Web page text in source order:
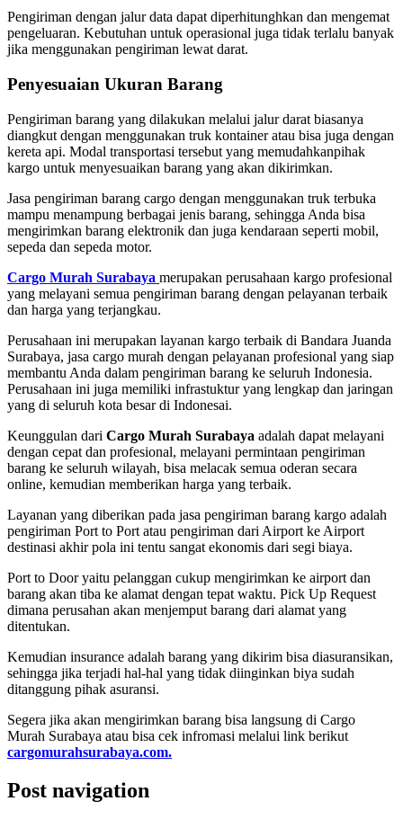
Pengiriman dengan jalur data dapat diperhitunghkan dan mengemat
pengeluaran. Kebutuhan untuk operasional juga tidak terlalu banyak
jika menggunakan pengiriman lewat darat.
Penyesuaian Ukuran Barang
Pengiriman barang yang dilakukan melalui jalur darat biasanya
diangkut dengan menggunakan truk kontainer atau bisa juga dengan
kereta api. Modal transportasi tersebut yang memudahkanpihak
kargo untuk menyesuaikan barang yang akan dikirimkan.
Jasa pengiriman barang cargo dengan menggunakan truk terbuka
mampu menampung berbagai jenis barang, sehingga Anda bisa
mengirimkan barang elektronik dan juga kendaraan seperti mobil,
sepeda dan sepeda motor.
Cargo Murah Surabaya merupakan perusahaan kargo profesional
yang melayani semua pengiriman barang dengan pelayanan terbaik
dan harga yang terjangkau.
Perusahaan ini merupakan layanan kargo terbaik di Bandara Juanda
Surabaya, jasa cargo murah dengan pelayanan profesional yang siap
membantu Anda dalam pengiriman barang ke seluruh Indonesia.
Perusahaan ini juga memiliki infrastuktur yang lengkap dan jaringan
yang di seluruh kota besar di Indonesai.
Keunggulan dari Cargo Murah Surabaya adalah dapat melayani
dengan cepat dan profesional, melayani permintaan pengiriman
barang ke seluruh wilayah, bisa melacak semua oderan secara
online, kemudian memberikan harga yang terbaik.
Layanan yang diberikan pada jasa pengiriman barang kargo adalah
pengiriman Port to Port atau pengiriman dari Airport ke Airport
destinasi akhir pola ini tentu sangat ekonomis dari segi biaya.
Port to Door yaitu pelanggan cukup mengirimkan ke airport dan
barang akan tiba ke alamat dengan tepat waktu. Pick Up Request
dimana perusahan akan menjemput barang dari alamat yang
ditentukan.
Kemudian insurance adalah barang yang dikirim bisa diasuransikan,
sehingga jika terjadi hal-hal yang tidak diinginkan biya sudah
ditanggung pihak asuransi.
Segera jika akan mengirimkan barang bisa langsung di Cargo
Murah Surabaya atau bisa cek infromasi melalui link berikut
cargomurahsurabaya.com.
Post navigation